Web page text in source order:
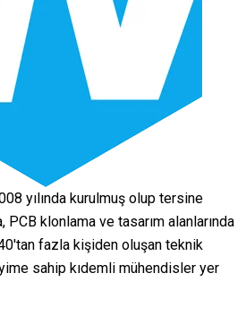
yılında kurulmuş olup tersine
klonlama ve tasarım alanlarında
fazla kişiden oluşan teknik
sahip kıdemli mühendisler yer